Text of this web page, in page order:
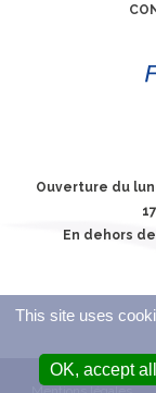
Ouverture du
En dehors
This site uses
OK, accept all